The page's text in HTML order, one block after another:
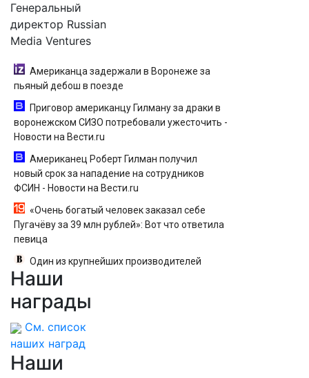
Генеральный
директор Russian
Media Ventures
Американца задержали в Воронеже за
пьяный дебош в поезде
Приговор американцу Гилману за драки в
воронежском СИЗО потребовали ужесточить -
Новости на Вести.ru
Американец Роберт Гилман получил
новый срок за нападение на сотрудников
ФСИН - Новости на Вести.ru
«Очень богатый человек заказал себе
Пугачёву за 39 млн рублей»: Вот что ответила
певица
Один из крупнейших производителей
упаковки для молочки в России прекратил
Наши
награды
См. список
наших наград
Наши